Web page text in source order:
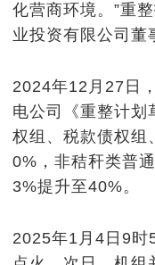
化营商环境。”重
业投资有限公司董
2024年12月27日
电公司《重整计划
权组、税款债权组
0%，非秸秆类普
3%提升至40%。
2025年1月4日9时